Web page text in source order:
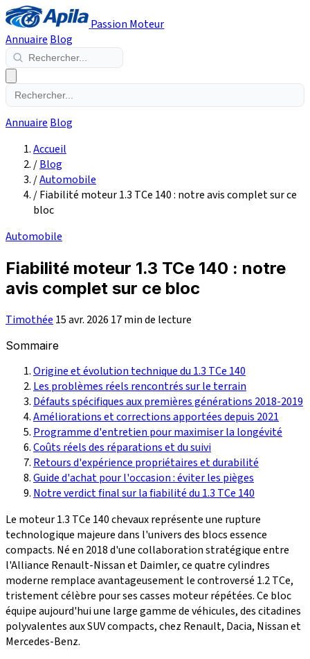
Passion Moteur
Annuaire Blog
Annuaire Blog
Accueil
/Blog
/Automobile
/Fiabilité moteur 1.3 TCe 140 : notre avis complet sur ce
bloc
Automobile
Fiabilité moteur 1.3 TCe 140 : notre
avis complet sur ce bloc
Timothée 15 avr. 2026 17 min de lecture
Sommaire
Origine et évolution technique du 1.3 TCe 140
Les problèmes réels rencontrés sur le terrain
Défauts spécifiques aux premières générations 2018-2019
Améliorations et corrections apportées depuis 2021
Programme d'entretien pour maximiser la longévité
Coûts réels des réparations et du suivi
Retours d'expérience propriétaires et durabilité
Guide d'achat pour l'occasion : éviter les pièges
Notre verdict final sur la fiabilité du 1.3 TCe 140
Le moteur 1.3 TCe 140 chevaux représente une rupture
technologique majeure dans l'univers des blocs essence
compacts. Né en 2018 d'une collaboration stratégique entre
l'Alliance Renault-Nissan et Daimler, ce quatre cylindres
moderne remplace avantageusement le controversé 1.2 TCe,
tristement célèbre pour ses casses moteur répétées. Ce bloc
équipe aujourd'hui une large gamme de véhicules, des citadines
polyvalentes aux SUV compacts, chez Renault, Dacia, Nissan et
Mercedes-Benz.